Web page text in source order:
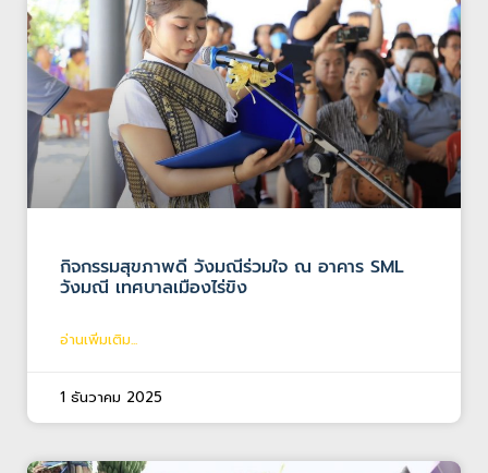
กิจกรรมสุขภาพดี วังมณีร่วมใจ ณ อาคาร SML
วังมณี เทศบาลเมืองไร่ขิง
อ่านเพิ่มเติม...
1 ธันวาคม 2025